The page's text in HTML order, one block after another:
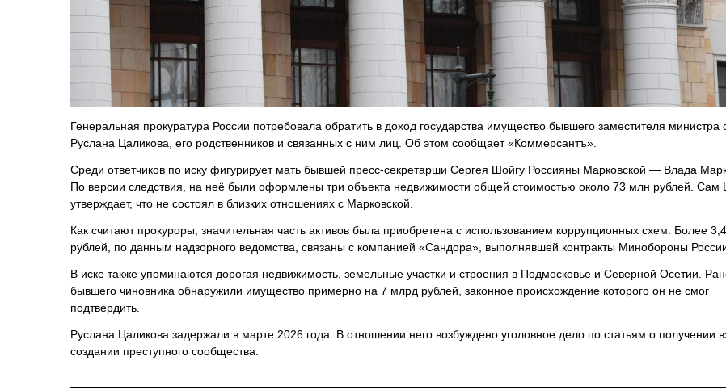
Генеральная прокуратура России потребовала обратить в доход государства имущество бывшего заместителя министра
Руслана Цаликова, его родственников и связанных с ним лиц. Об этом сообщает «Коммерсантъ».
Среди ответчиков по иску фигурирует мать бывшей пресс-секретарши Сергея Шойгу Россияны Марковской — Влада
По версии следствия, на неё были оформлены три объекта недвижимости общей стоимостью около 73 млн рублей. Сам
утверждает, что не состоял в близких отношениях с Марковской.
Как считают прокуроры, значительная часть активов была приобретена с использованием коррупционных схем. Более
рублей, по данным надзорного ведомства, связаны с компанией «Сандора», выполнявшей контракты Минобороны
В иске также упоминаются дорогая недвижимость, земельные участки и строения в Подмосковье и Северной Осетии.
бывшего чиновника обнаружили имущество примерно на 7 млрд рублей, законное происхождение которого он не смог
подтвердить.
Руслана Цаликова задержали в марте 2026 года. В отношении него возбуждено уголовное дело по статьям о получении
создании преступного сообщества.